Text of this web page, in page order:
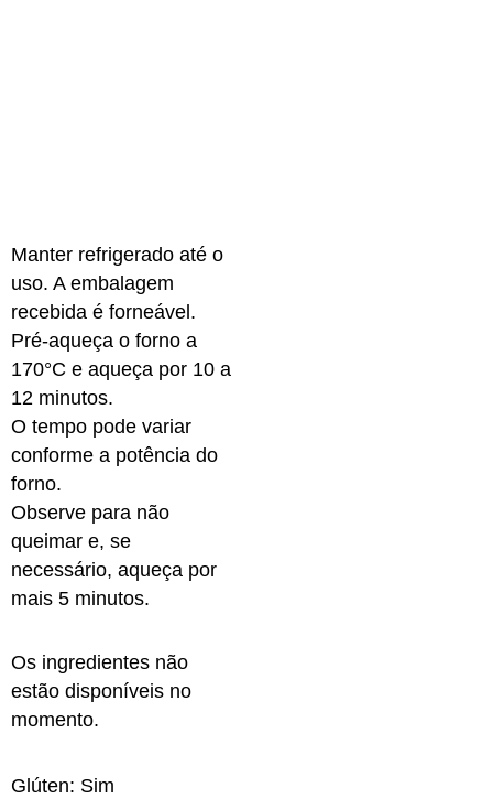
Manter refrigerado até o
uso. A embalagem
recebida é forneável.
Pré-aqueça o forno a
170°C e aqueça por 10 a
12 minutos.
O tempo pode variar
conforme a potência do
forno.
Observe para não
queimar e, se
necessário, aqueça por
mais 5 minutos.
Os ingredientes não
estão disponíveis no
momento.
Glúten: Sim